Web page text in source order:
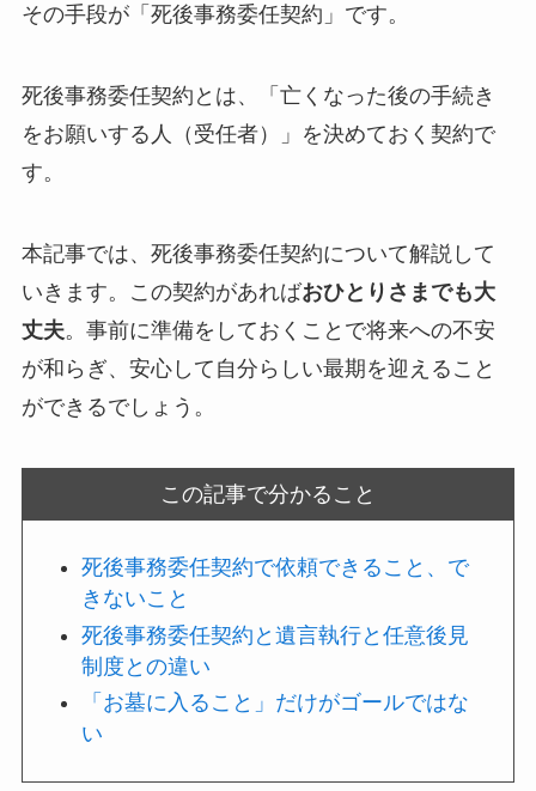
その手段が「死後事務委任契約」です。
死後事務委任契約とは、「亡くなった後の手続き
をお願いする人（受任者）」を決めておく契約で
す。
本記事では、死後事務委任契約について解説して
いきます。この契約があればおひとりさまでも大
丈夫。事前に準備をしておくことで将来への不安
が和らぎ、安心して自分らしい最期を迎えること
ができるでしょう。
この記事で分かること
死後事務委任契約で依頼できること、で
きないこと
死後事務委任契約と遺言執行と任意後見
制度との違い
「お墓に入ること」だけがゴールではな
い